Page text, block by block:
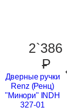
2`386
P
Дверные ручки
Renz (Ренц)
"Минори" INDH
327-01